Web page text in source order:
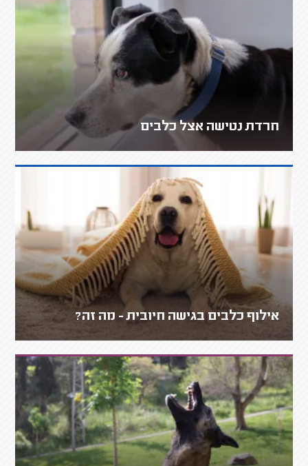
חרדת נטישה אצל כלבים
אילוף כלבים בגישה חיובית - מה זה?